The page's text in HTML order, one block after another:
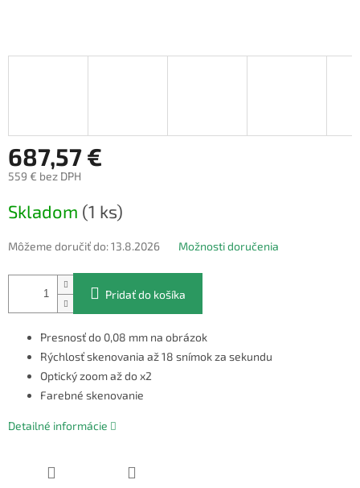
687,57 €
559 € bez DPH
cena:
Skladom (1 ks)
Môžeme doručiť do:13.8.2026 Možnosti doručenia
Pridať do košíka
Presnosť do 0,08 mm na obrázok
Rýchlosť skenovania až 18 snímok za sekundu
Optický zoom až do x2
Farebné skenovanie
Detailné informácie